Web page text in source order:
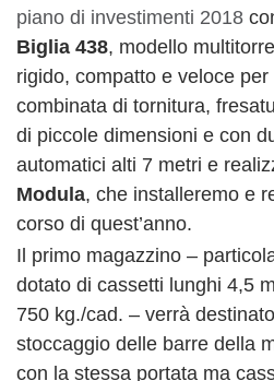
piano di investimenti 2018
Biglia 438, modello
rigido, compatto e veloce
combinata di tornitura,
di piccole dimensioni e con
automatici alti 7 metri e
Modula, che installeremo e
corso di quest’anno.
Il primo magazzino –
dotato di cassetti lunghi 4,5
750 kg./cad. – verrà
stoccaggio delle barre della
con la stessa portata ma